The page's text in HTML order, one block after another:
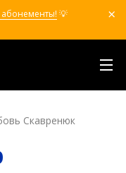
абонементы! 💡
Скавренюк